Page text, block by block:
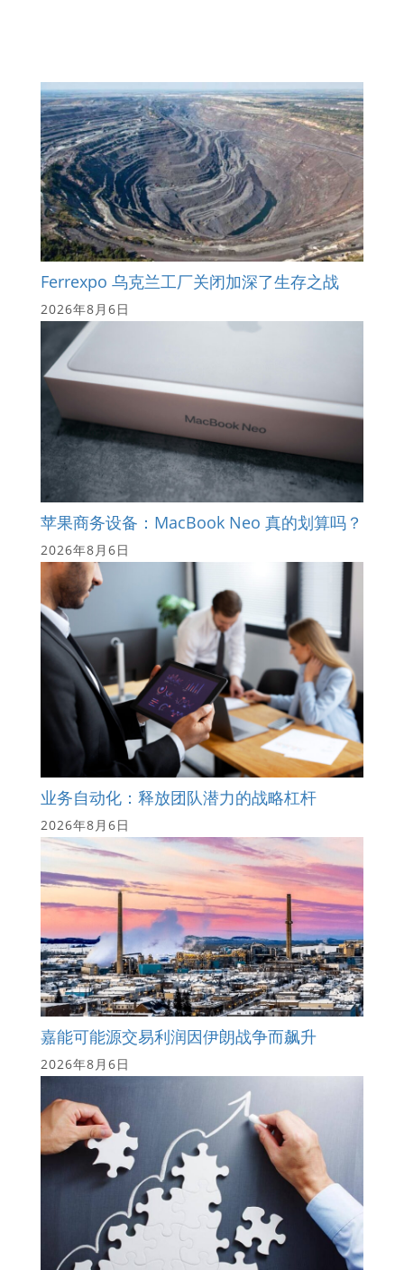
Ferrexpo 乌克兰工厂关闭加深了生存之战
2026年8月6日
苹果商务设备：MacBook Neo 真的划算吗？
2026年8月6日
业务自动化：释放团队潜力的战略杠杆
2026年8月6日
嘉能可能源交易利润因伊朗战争而飙升
2026年8月6日